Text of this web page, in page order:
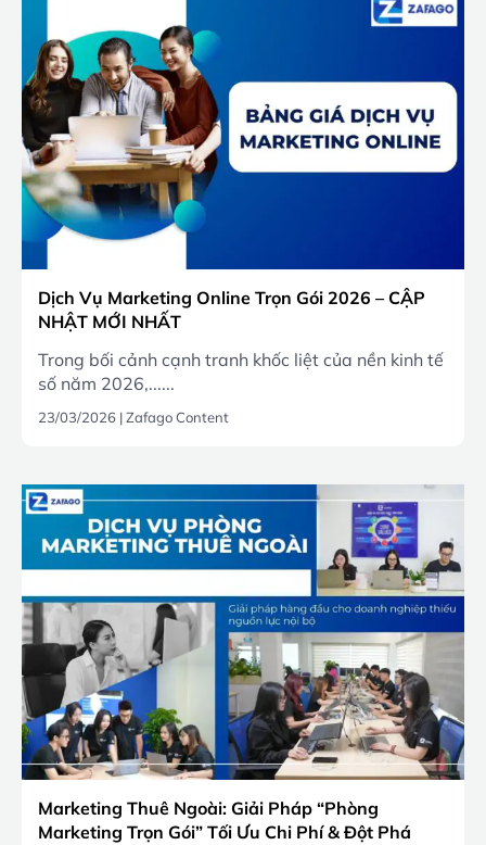
Dịch Vụ Marketing Online Trọn Gói 2026 – CẬP
NHẬT MỚI NHẤT
Trong bối cảnh cạnh tranh khốc liệt của nền kinh tế
số năm 2026,......
23/03/2026 |Zafago Content
Marketing Thuê Ngoài: Giải Pháp “Phòng
Marketing Trọn Gói” Tối Ưu Chi Phí & Đột Phá